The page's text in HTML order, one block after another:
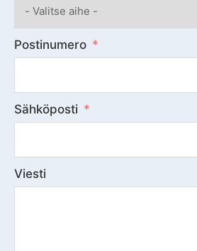
Postinumero
Sähköposti
Viesti